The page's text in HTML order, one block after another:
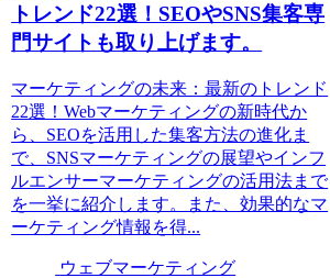
トレンド22選！SEOやSNS集客専
門サイトも取り上げます。
マーケティングの未来：最新のトレンド
22選！Webマーケティングの新時代か
ら、SEOを活用した集客方法の進化ま
で、SNSマーケティングの展望やインフ
ルエンサーマーケティングの活用法まで
を一挙に紹介します。また、効果的なマ
ーケティング情報を得...
ウェブマーケティング